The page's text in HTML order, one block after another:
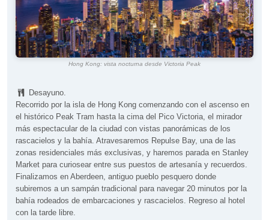
Hong Kong: vista nocturna desde Victoria Peak
Desayuno.
Recorrido por la isla de Hong Kong comenzando con el ascenso en
el histórico Peak Tram hasta la cima del Pico Victoria, el mirador
más espectacular de la ciudad con vistas panorámicas de los
rascacielos y la bahía. Atravesaremos Repulse Bay, una de las
zonas residenciales más exclusivas, y haremos parada en Stanley
Market para curiosear entre sus puestos de artesanía y recuerdos.
Finalizamos en Aberdeen, antiguo pueblo pesquero donde
subiremos a un sampán tradicional para navegar 20 minutos por la
bahía rodeados de embarcaciones y rascacielos. Regreso al hotel
con la tarde libre.